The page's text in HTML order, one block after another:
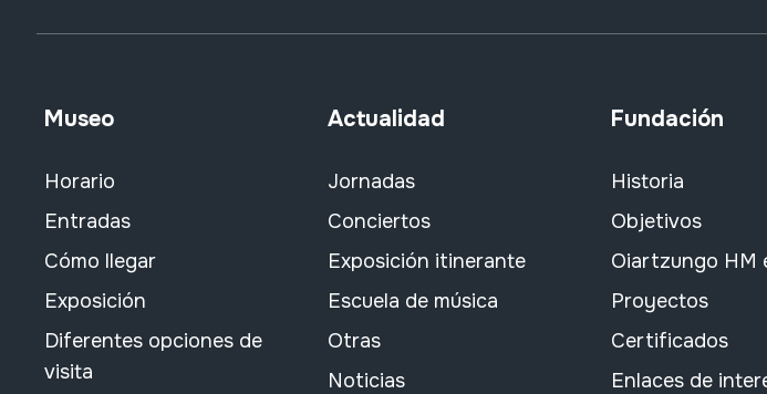
Museo
Horario
Entradas
Cómo llegar
Exposición
Diferentes opciones de
visita
Actualidad
Jornadas
Conciertos
Exposición itinerante
Escuela de música
Otras
Noticias
Fundación
Historia
Objetivos
Oiartzungo HM
Proyectos
Certificados
Enlaces de